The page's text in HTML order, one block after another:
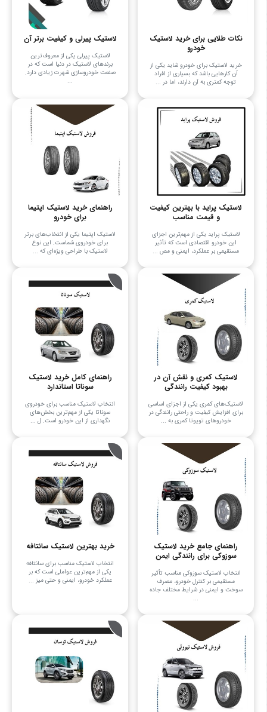
نکات طلایی برای خرید لاستیک
خودرو
خرید لاستیک برای خودرو شاید یکی از
آن کارهایی باشد که بسیاری از افراد
توجه کمتری به آن دارند، اما در ...
لاستیک پیرلی و کیفیت برتر آن
لاستیک پیرلی یکی از معروف‌ترین
برندهای لاستیک در دنیا است که در
صنعت خودروسازی شهرت زیادی دارد.
...
لاستیک پراید با بهترین کیفیت
و قیمت مناسب
لاستیک پراید یکی از مهم‌ترین اجزای
این خودرو اقتصادی است که تأثیر
مستقیمی بر عملکرد، ایمنی و مص ...
راهنمای خرید لاستیک اپتیما
برای خودرو
لاستیک اپتیما یکی از انتخاب‌های برتر
برای خودروی شماست. این نوع
لاستیک با طراحی ویژه‌ای که ...
لاستیک کمری و نقش آن در
بهبود کیفیت رانندگی
لاستیک‌های کمری یکی از اجزای اساسی
برای افزایش کیفیت و راحتی رانندگی در
خودروهای تویوتا کمری به ...
راهنمای کامل خرید لاستیک
سوناتا استاندارد
انتخاب لاستیک مناسب برای خودروی
سوناتا یکی از مهم‌ترین بخش‌های
نگهداری از این خودرو است. ل ...
راهنمای جامع خرید لاستیک
سوزوکی برای رانندگی ایمن
انتخاب لاستیک سوزوکی مناسب تأثیر
مستقیمی بر کنترل خودرو، مصرف
سوخت و ایمنی در شرایط مختلف جاده‌
...
خرید بهترین لاستیک سانتافه
انتخاب لاستیک مناسب برای سانتافه
یکی از مهم‌ترین عواملی است که بر
عملکرد خودرو، ایمنی و حتی میز ...